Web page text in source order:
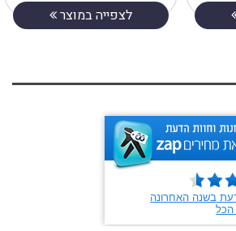
לצפייה במוצר